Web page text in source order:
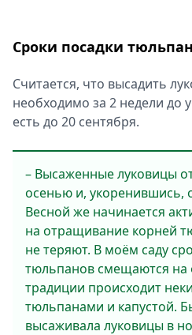
Сроки посадки
Считается, что высадить
необходимо за 2 недели до
есть до 20 сентября.
– Высаженные луковицы
осенью и, укоренившись,
Весной же начинается
на отращивание корней
не теряют. В моём саду
тюльпанов смещаются на
традиции происходит
тюльпанами и капустой.
высаживала луковицы в